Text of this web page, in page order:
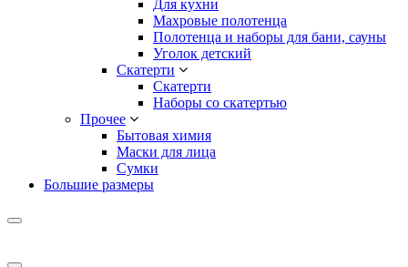
Для кухни
Махровые полотенца
Полотенца и наборы для бани, сауны
Уголок детский
Скатерти
Скатерти
Наборы со скатертью
Прочее
Бытовая химия
Маски для лица
Сумки
Большие размеры